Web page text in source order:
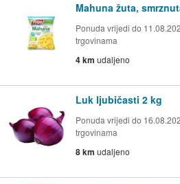
Mahuna žuta,
Ponuda vrijedi do
trgovinama
4 km udaljeno
Luk ljubičasti 2 kg
Ponuda vrijedi do
trgovinama
8 km udaljeno